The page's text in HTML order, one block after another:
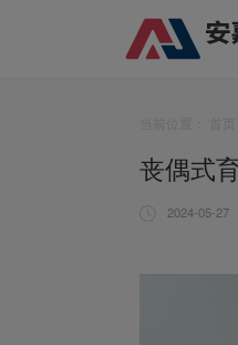
丧偶式
2024-05-27